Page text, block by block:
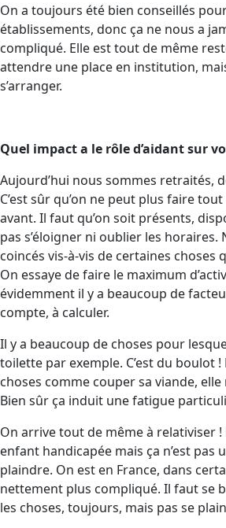
On a toujours été bien conseillés
établissements, donc ça ne nous a
compliqué. Elle est tout de même
attendre une place en institution,
s’arranger.
Quel impact a le rôle d’aidant sur
Aujourd’hui nous sommes retraités,
C’est sûr qu’on ne peut plus faire
avant. Il faut qu’on soit présents,
pas s’éloigner ni oublier les horaires.
coincés vis-à-vis de certaines choses
On essaye de faire le maximum
évidemment il y a beaucoup de
compte, à calculer.
Il y a beaucoup de choses pour
toilette par exemple. C’est du boulot
choses comme couper sa viande, elle
Bien sûr ça induit une fatigue
On arrive tout de même à relativiser
enfant handicapée mais ça n’est pas
plaindre. On est en France, dans
nettement plus compliqué. Il faut se
les choses, toujours, mais pas se